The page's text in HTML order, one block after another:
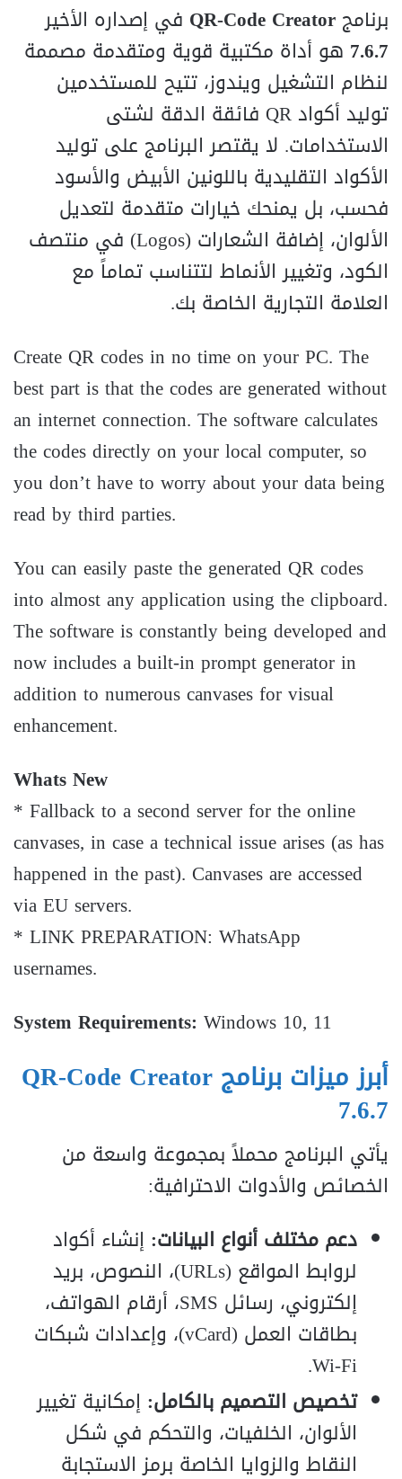
برنامج QR-Code Creator في إصداره الأخير
7.6.7 هو أداة مكتبية قوية ومتقدمة مصممة
لنظام التشغيل ويندوز، تتيح للمستخدمين
توليد أكواد QR فائقة الدقة لشتى
الاستخدامات. لا يقتصر البرنامج على توليد
الأكواد التقليدية باللونين الأبيض والأسود
فحسب، بل يمنحك خيارات متقدمة لتعديل
الألوان، إضافة الشعارات (Logos) في منتصف
الكود، وتغيير الأنماط لتتناسب تماماً مع
العلامة التجارية الخاصة بك.
Create QR codes in no time on your PC. The
best part is that the codes are generated without
an internet connection. The software calculates
the codes directly on your local computer, so
you don’t have to worry about your data being
read by third parties.
You can easily paste the generated QR codes
into almost any application using the clipboard.
The software is constantly being developed and
now includes a built-in prompt generator in
addition to numerous canvases for visual
enhancement.
Whats New
* Fallback to a second server for the online
canvases, in case a technical issue arises (as has
happened in the past). Canvases are accessed
via EU servers.
* LINK PREPARATION: WhatsApp
usernames.
System Requirements: Windows 10, 11
أبرز ميزات برنامج QR-Code Creator
7.6.7
يأتي البرنامج محملاً بمجموعة واسعة من
الخصائص والأدوات الاحترافية:
دعم مختلف أنواع البيانات: إنشاء أكواد
لروابط المواقع (URLs)، النصوص، بريد
إلكتروني، رسائل SMS، أرقام الهواتف،
بطاقات العمل (vCard)، وإعدادات شبكات
Wi-Fi.
تخصيص التصميم بالكامل: إمكانية تغيير
الألوان، الخلفيات، والتحكم في شكل
النقاط والزوايا الخاصة برمز الاستجابة